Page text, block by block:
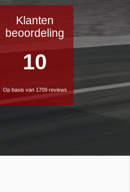
Klanten
beoordeling
10
Op basis van 1709 reviews